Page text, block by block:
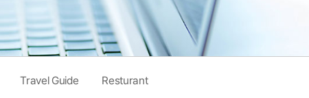
Travel Guide Resturant